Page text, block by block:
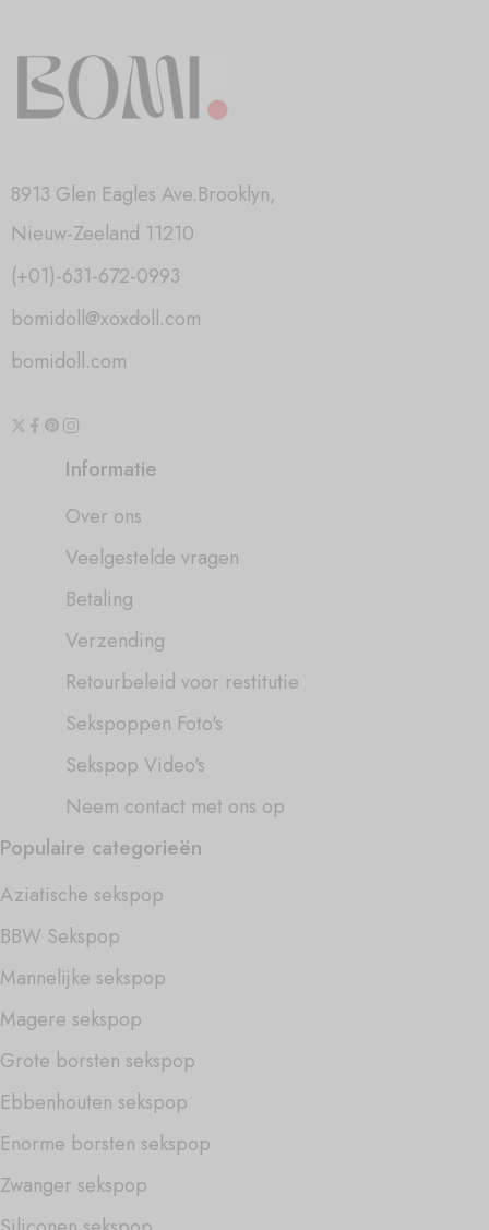
8913 Glen Eagles Ave.Brooklyn,
Nieuw-Zeeland 11210
(+01)-631-672-0993
bomidoll@xoxdoll.com
bomidoll.com
Informatie
Over ons
Veelgestelde vragen
Betaling
Verzending
Retourbeleid voor restitutie
Sekspoppen Foto's
Sekspop Video's
Neem contact met ons op
Populaire categorieën
Aziatische sekspop
BBW Sekspop
Mannelijke sekspop
Magere sekspop
Grote borsten sekspop
Ebbenhouten sekspop
Enorme borsten sekspop
Zwanger sekspop